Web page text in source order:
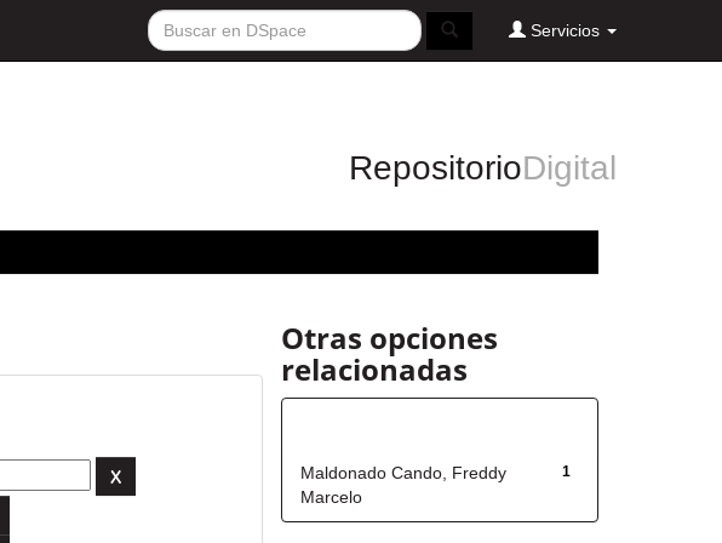
Servicios
RepositorioDigital
Otras opciones
relacionadas
1
Maldonado Cando, Freddy
Marcelo